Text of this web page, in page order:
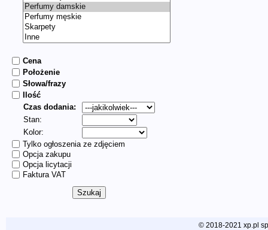
Cena
Położenie
Słowa/frazy
Ilość
Czas dodania:
Stan:
Kolor:
Tylko ogłoszenia ze zdjęciem
Opcja zakupu
Opcja licytacji
Faktura VAT
© 2018-2021 xp.pl